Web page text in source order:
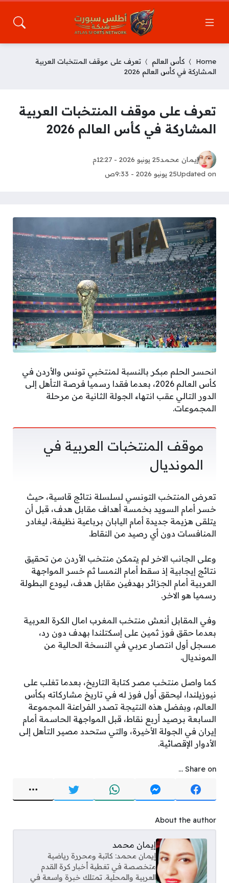
Home كأس العالم
تعرف على موقف المنتخبات العربية
المشاركة في كأس العالم 2026
تعرف على موقف المنتخبات العربية
المشاركة في كأس العالم 2026
إيمان محمد25 يونيو 2026 - 12:27م
Updated on25 يونيو 2026 - 9:33ص
انحسر الحلم مبكر بالنسبة لمنتخبي تونس والأردن في
كأس العالم 2026، بعدما فقدا رسميا فرصة التأهل إلى
الدور التالي عقب انتهاء الجولة الثانية من مرحلة
المجموعات.
موقف المنتخبات العربية في
المونديال
تعرض المنتخب التونسي لسلسلة نتائج قاسية، حيث
خسر أمام السويد بخمسة أهداف مقابل هدف، قبل أن
يتلقى هزيمة جديدة أمام اليابان برباعية نظيفة، ليغادر
المنافسات دون أي رصيد من النقاط.
وعلى الجانب الاخر لم يتمكن منتخب الأردن من تحقيق
نتائج إيجابية إذ سقط أمام النمسا ثم خسر المواجهة
العربية أمام الجزائر بهدفين مقابل هدف، ليودع البطولة
رسميا هو الاخر.
وفي المقابل أنعش منتخب المغرب امال الكرة العربية
بعدما حقق فوز ثمين على إسكتلندا بهدف دون رد،
مسجل أول انتصار عربي في النسخة الحالية من
المونديال.
كما واصل منتخب مصر كتابة التاريخ، بعدما تغلب على
نيوزيلندا، ليحقق أول فوز له في تاريخ مشاركاته بكأس
العالم، وبفضل هذه النتيجة تصدر الفراعنة المجموعة
السابعة برصيد أربع نقاط، قبل المواجهة الحاسمة أمام
إيران في الجولة الأخيرة، والتي ستحدد مصير التأهل إلى
الأدوار الإقصائية.
Share on ...
About the author
إيمان محمد
إيمان محمد: كاتبة ومحررة رياضية
متخصصة في تغطية أخبار كرة القدم
العربية والمحلية. تمتلك خبرة واسعة في